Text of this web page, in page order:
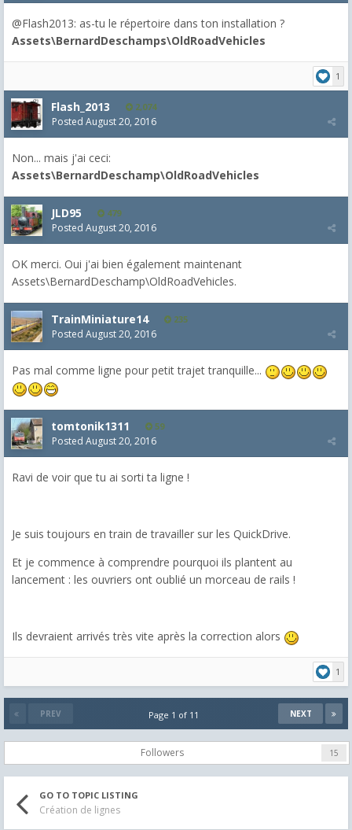
@Flash2013: as-tu le répertoire dans ton installation ?
Assets\BernardDeschamps\OldRoadVehicles
1
Flash_2013 2,074
Posted August 20, 2016
Non... mais j'ai ceci:
Assets\BernardDeschamp\OldRoadVehicles
JLD95 479
Posted August 20, 2016
OK merci. Oui j'ai bien également maintenant
Assets\BernardDeschamp\OldRoadVehicles.
TrainMiniature14 235
Posted August 20, 2016
Pas mal comme ligne pour petit trajet tranquille...
tomtonik1311 59
Posted August 20, 2016
Ravi de voir que tu ai sorti ta ligne !
Je suis toujours en train de travailler sur les QuickDrive.
Et je commence à comprendre pourquoi ils plantent au
lancement : les ouvriers ont oublié un morceau de rails !
Ils devraient arrivés très vite après la correction alors
1
PREV NEXT
Page 1 of 11
Followers 15
GO TO TOPIC LISTING
Création de lignes